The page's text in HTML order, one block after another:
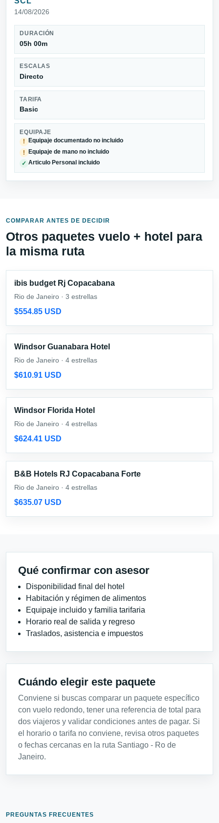
14/08/2026
DURACIÓN
05h 00m
ESCALAS
Directo
TARIFA
Basic
EQUIPAJE
!
Equipaje documentado no incluido
! Equipaje de mano no incluido
✓ Articulo Personal incluido
COMPARAR ANTES DE DECIDIR
Otros paquetes vuelo + hotel para
la misma ruta
ibis budget Rj Copacabana
Rio de Janeiro · 3 estrellas
$554.85 USD
Windsor Guanabara Hotel
Rio de Janeiro · 4 estrellas
$610.91 USD
Windsor Florida Hotel
Rio de Janeiro · 4 estrellas
$624.41 USD
B&B Hotels RJ Copacabana Forte
Rio de Janeiro · 4 estrellas
$635.07 USD
Qué confirmar con asesor
Disponibilidad final del hotel
Habitación y régimen de alimentos
Equipaje incluido y familia tarifaria
Horario real de salida y regreso
Traslados, asistencia e impuestos
Cuándo elegir este paquete
Conviene si buscas comparar un paquete específico
con vuelo redondo, tener una referencia de total para
dos viajeros y validar condiciones antes de pagar. Si
el horario o tarifa no conviene, revisa otros paquetes
o fechas cercanas en la ruta Santiago - Ro de
Janeiro.
PREGUNTAS FRECUENTES